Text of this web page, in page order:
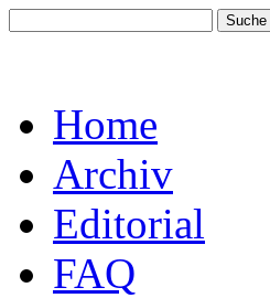
Home
Archiv
Editorial
FAQ